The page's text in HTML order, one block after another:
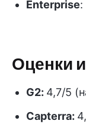
Enterprise:
Оценки
G2: 4,7/5
Capterra: